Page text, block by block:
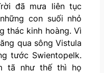
đã mưa liên tục
con suối nhỏ
thác kinh hoàng. Vì
qua sông Vistula
tước Swientopelk.
tã như thế thì họ